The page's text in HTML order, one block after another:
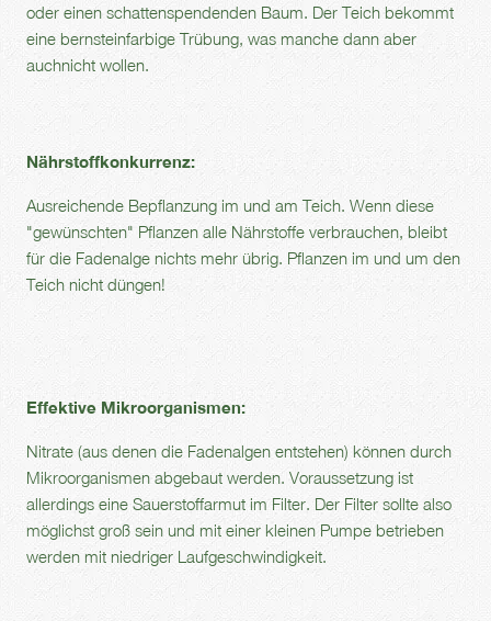
oder einen schattenspendenden Baum. Der Teich bekommt
eine bernsteinfarbige Trübung, was manche dann aber
auchnicht wollen.
Nährstoffkonkurrenz:
Ausreichende Bepflanzung im und am Teich. Wenn diese
"gewünschten" Pflanzen alle Nährstoffe verbrauchen, bleibt
für die Fadenalge nichts mehr übrig. Pflanzen im und um den
Teich nicht düngen!
Effektive Mikroorganismen:
Nitrate (aus denen die Fadenalgen entstehen) können durch
Mikroorganismen abgebaut werden. Voraussetzung ist
allerdings eine Sauerstoffarmut im Filter. Der Filter sollte also
möglichst groß sein und mit einer kleinen Pumpe betrieben
werden mit niedriger Laufgeschwindigkeit.